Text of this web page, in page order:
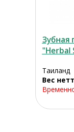
Зубная
"Herbal
Таиланд
Вес